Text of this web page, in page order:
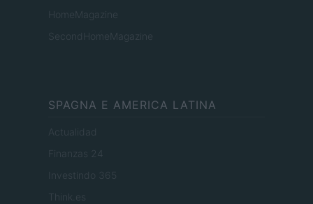
HomeMagazine
SecondHomeMagazine
SPAGNA E AMERICA LATINA
Actualidad
Finanzas 24
Investindo 365
Think.es